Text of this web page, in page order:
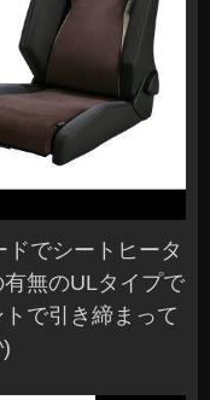
でシートヒータ
無のULタイプで
で引き締まって